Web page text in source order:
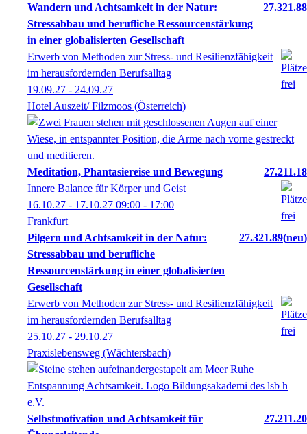
Wandern und Achtsamkeit in der Natur:
Stressabbau und berufliche Ressourcenstärkung
in einer globalisierten Gesellschaft
27.321.88
Erwerb von Methoden zur Stress- und Resilienzfähigkeit
im herausfordernden Berufsalltag
19.09.27 - 24.09.27
Hotel Auszeit/ Filzmoos (Österreich)
Meditation, Phantasiereise und Bewegung
27.211.18
Innere Balance für Körper und Geist
16.10.27 - 17.10.27 09:00 - 17:00
Frankfurt
Pilgern und Achtsamkeit in der Natur:
Stressabbau und berufliche
Ressourcenstärkung in einer globalisierten
Gesellschaft
27.321.89 neu
Erwerb von Methoden zur Stress- und Resilienzfähigkeit
im herausfordernden Berufsalltag
25.10.27 - 29.10.27
Praxislebensweg (Wächtersbach)
Selbstmotivation und Achtsamkeit für
27.211.20